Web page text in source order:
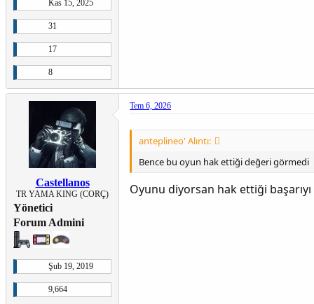
Türkçe yama USA 425307F4
Kas 15, 2025
31
17
8
Castellanos
TR YAMA KING (CORÇ)
Yönetici
Forum Admini
Şub 19, 2019
9,664
Tem 6, 2026
anteplineo' Alıntı:
Bence bu oyun hak ettiği değeri görmedi
Oyunu diyorsan hak ettiği